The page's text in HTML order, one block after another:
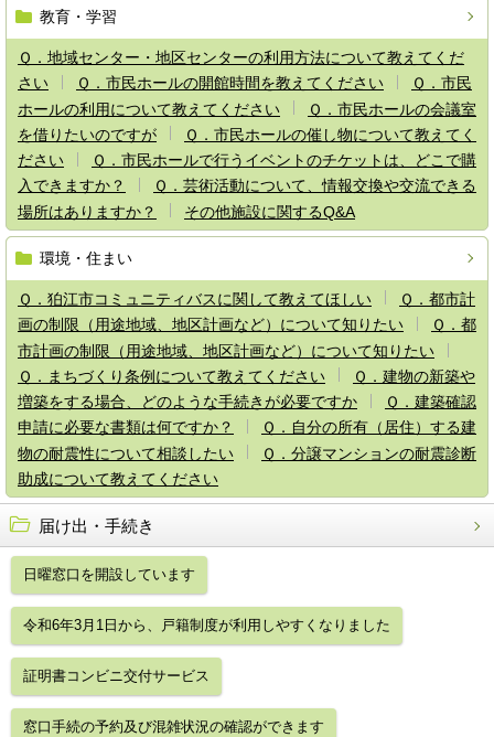
教育・学習
Ｑ．地域センター・地区センターの利用方法について教えてくだ
さい
Ｑ．市民ホールの開館時間を教えてください
Ｑ．市民
ホールの利用について教えてください
Ｑ．市民ホールの会議室
を借りたいのですが
Ｑ．市民ホールの催し物について教えてく
ださい
Ｑ．市民ホールで行うイベントのチケットは、どこで購
入できますか？
Ｑ．芸術活動について、情報交換や交流できる
場所はありますか？
その他施設に関するQ&A
環境・住まい
Ｑ．狛江市コミュニティバスに関して教えてほしい
Ｑ．都市計
画の制限（用途地域、地区計画など）について知りたい
Ｑ．都
市計画の制限（用途地域、地区計画など）について知りたい
Ｑ．まちづくり条例について教えてください
Ｑ．建物の新築や
増築をする場合、どのような手続きが必要ですか
Ｑ．建築確認
申請に必要な書類は何ですか？
Ｑ．自分の所有（居住）する建
物の耐震性について相談したい
Ｑ．分譲マンションの耐震診断
助成について教えてください
届け出・手続き
日曜窓口を開設しています
令和6年3月1日から、戸籍制度が利用しやすくなりました
証明書コンビニ交付サービス
窓口手続の予約及び混雑状況の確認ができます